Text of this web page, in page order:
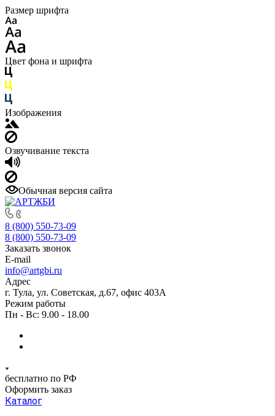
Размер шрифта
Цвет фона и шрифта
Изображения
Озвучивание текста
Обычная версия сайта
8 (800) 550-73-09
8 (800) 550-73-09
Заказать звонок
E-mail
info@artgbi.ru
Адрес
г. Тула, ул. Советская, д.67, офис 403А
Режим работы
Пн - Вс: 9.00 - 18.00
бесплатно по РФ
Оформить заказ
Каталог